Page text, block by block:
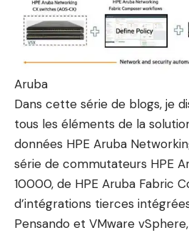
Aruba
Dans cette série de blogs, je
tous les éléments de la
données HPE Aruba
série de commutateurs HPE
10000, de HPE Aruba Fabric
d’intégrations tierces
Pensando et VMware